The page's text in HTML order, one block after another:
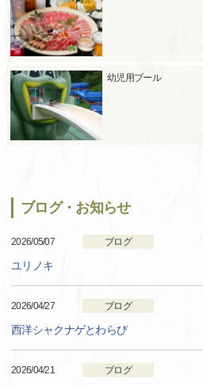
幼児用プール
ブログ・お知らせ
2026/05/07 ブログ
ユリノキ
2026/04/27 ブログ
西洋シャクナゲとわらび
2026/04/21 ブログ